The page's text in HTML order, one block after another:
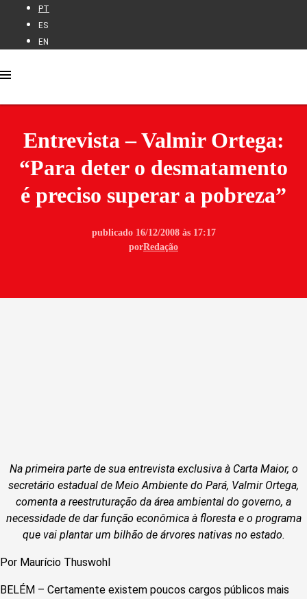
PT
ES
EN
Entrevista – Valmir Ortega:
“Para deter o desmatamento
é preciso superar a pobreza”
publicado 16/12/2008 às 17:17
porRedação
Na primeira parte de sua entrevista exclusiva à Carta Maior, o
secretário estadual de Meio Ambiente do Pará, Valmir Ortega,
comenta a reestruturação da área ambiental do governo, a
necessidade de dar função econômica à floresta e o programa
que vai plantar um bilhão de árvores nativas no estado.
Por Maurício Thuswohl
BELÉM – Certamente existem poucos cargos públicos mais